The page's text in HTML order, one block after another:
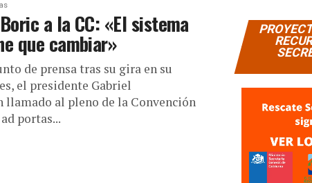
a la CC: «El sistema
que cambiar»
de prensa tras su gira en su
el presidente Gabriel
llamado al pleno de la Convención
portas...